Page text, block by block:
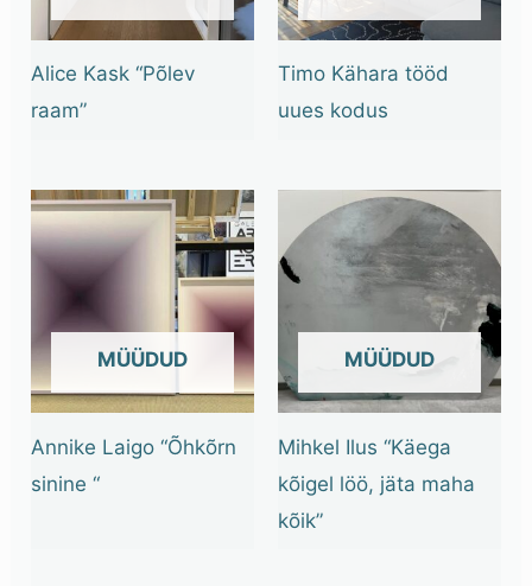
Alice Kask “Põlev
raam”
Timo Kähara tööd
uues kodus
OUT OF STOCK
Annike Laigo “Õhkõrn
sinine “
OUT OF STOCK
Mihkel Ilus “Käega
kõigel löö, jäta maha
kõik”